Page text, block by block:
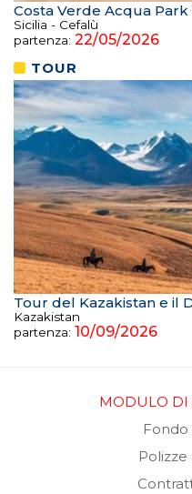
Costa Verde Acqua Park
Sicilia - Cefalù
partenza: 22/05/2026
TOUR
Tour del Kazakistan e il
Kazakistan
partenza: 10/09/2026
MODULO DI
Fondo
Polizze